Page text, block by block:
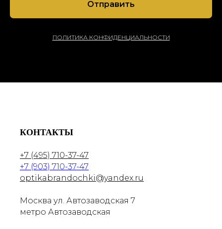
Отправить
ПОЛИТИКА КОНФИДЕНЦИАЛЬНОСТИ
КОНТАКТЫ
+7 (495) 710-37-47
+7 (903) 710-37-47
optikabrandochki@yandex.ru
Москва ул. Автозаводская 7
метро Автозаводская